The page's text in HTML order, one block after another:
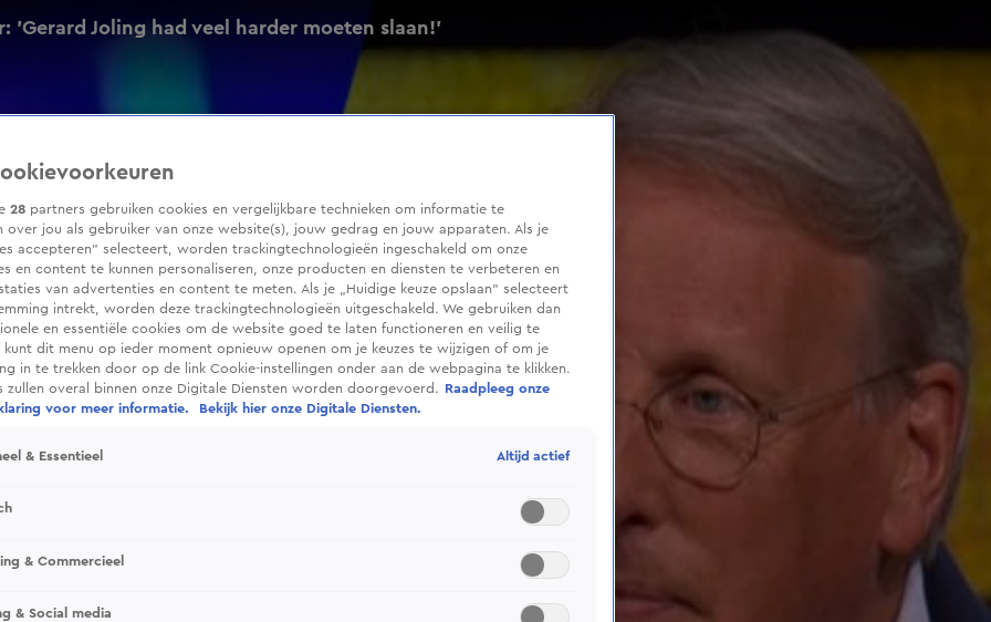
Joling had veel harder moeten slaan!'
28 partners gebruiken cookies en vergelijkbare technieken om informatie te
over jou als gebruiker van onze website(s), jouw gedrag en jouw apparaten. Als je
accepteren” selecteert, worden trackingtechnologieën ingeschakeld om onze
en content te kunnen personaliseren, onze producten en diensten te verbeteren en
van advertenties en content te meten. Als je „Huidige keuze opslaan” selecteert
intrekt, worden deze trackingtechnologieën uitgeschakeld. We gebruiken dan
en essentiële cookies om de website goed te laten functioneren en veilig te
kunt dit menu op ieder moment opnieuw openen om je keuzes te wijzigen of om je
in te trekken door op de link Cookie-instellingen onder aan de webpagina te klikken.
zullen overal binnen onze Digitale Diensten worden doorgevoerd.
Raadpleeg onze
voor meer informatie.
Bekijk hier onze Digitale Diensten.
& Essentieel Altijd actief
& Commercieel
& Social media